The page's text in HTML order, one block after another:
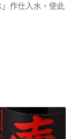
作仕入水，使此